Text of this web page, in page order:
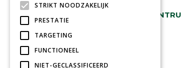
RUIM 30 JAAR HÉT
Betaal veilig
met iDeal - Wero
STRIKT NOODZAKELIJK
PRESTATIE
TARGETING
FUNCTIONEEL
NIET-GECLASSIFICEERD